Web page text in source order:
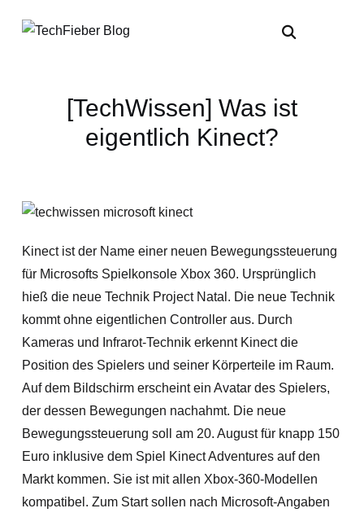
[TechWissen] Was ist
eigentlich Kinect?
Kinect ist der Name einer neuen Bewegungssteuerung
für Microsofts Spielkonsole Xbox 360. Ursprünglich
hieß die neue Technik Project Natal. Die neue Technik
kommt ohne eigentlichen Controller aus. Durch
Kameras und Infrarot-Technik erkennt Kinect die
Position des Spielers und seiner Körperteile im Raum.
Auf dem Bildschirm erscheint ein Avatar des Spielers,
der dessen Bewegungen nachahmt. Die neue
Bewegungssteuerung soll am 20. August für knapp 150
Euro inklusive dem Spiel Kinect Adventures auf den
Markt kommen. Sie ist mit allen Xbox-360-Modellen
kompatibel. Zum Start sollen nach Microsoft-Angaben